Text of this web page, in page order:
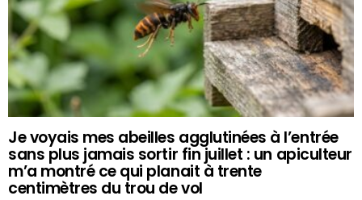
Je voyais mes abeilles agglutinées à l’entrée
sans plus jamais sortir fin juillet : un apiculteur
m’a montré ce qui planait à trente
centimètres du trou de vol